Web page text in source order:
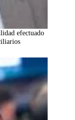
efectuado